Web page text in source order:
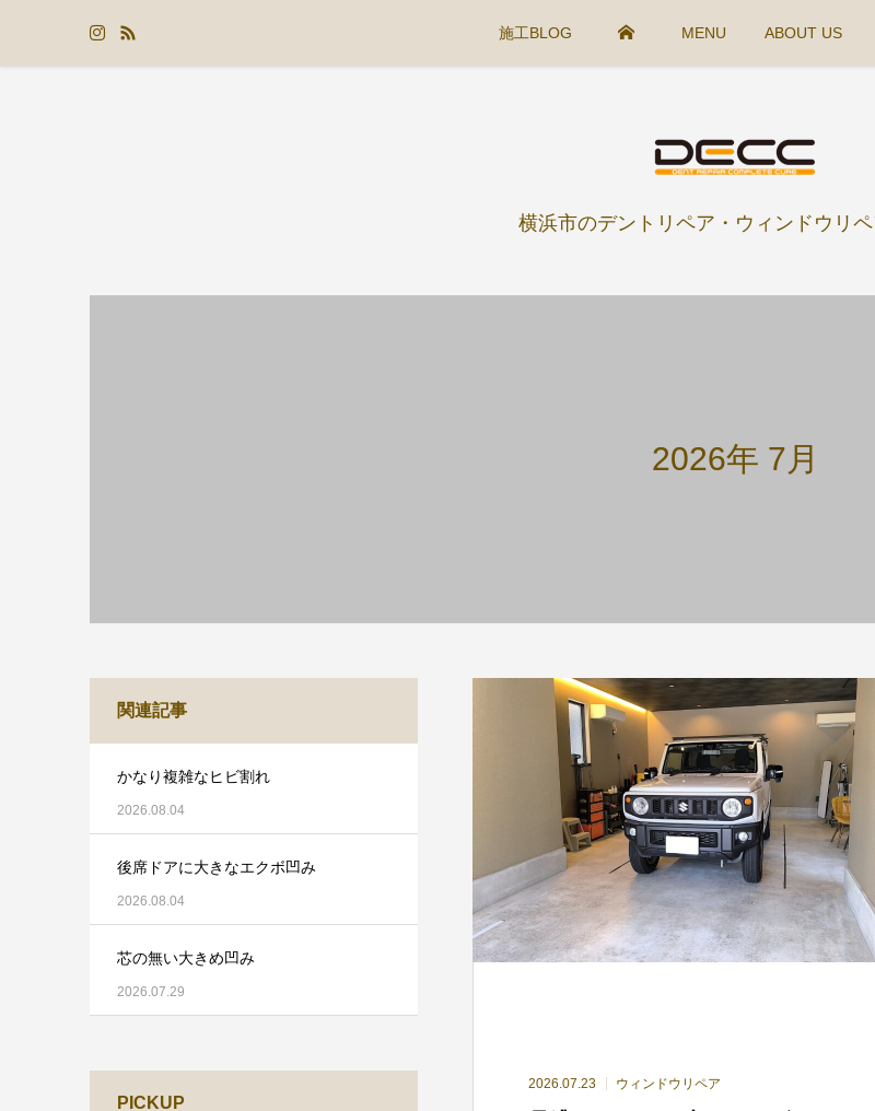
施工BLOG MENU ABOUT US
横浜市のデントリペア・ウィンドウリ
2026年 7月
2026.07.23 ウィンドウリペア
関連記事
かなり複雑なヒビ割れ
2026.08.04
後席ドアに大きなエクボ凹み
2026.08.04
芯の無い大きめ凹み
2026.07.29
PICKUP